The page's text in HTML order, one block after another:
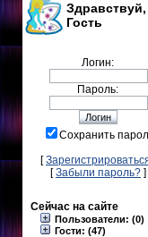
Здравствуй,
Гость
Логин:
Пароль:
Сохранить
[
[Забыли пароль? ]
Сейчас на сайте
Пользователи: (0)
Гости: (47)